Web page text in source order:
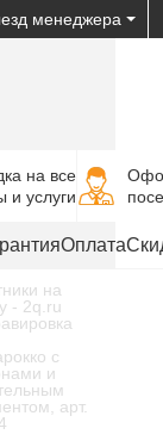
менеджера
на все
и услуги
Оплата
на
- 2q.ru
с
и
арт.